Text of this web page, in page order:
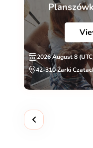
2026 August 8
42-310 Żarki